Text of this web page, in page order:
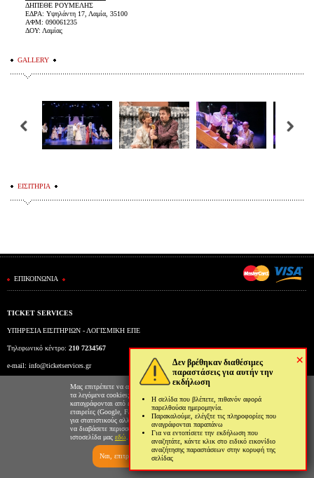
×
Δεν βρέθηκαν διαθέσιμες
παραστάσεις για αυτήν την
εκδήλωση
Η σελίδα που βλέπετε, πιθανόν αφορά
παρελθούσα ημερομηνία.
Παρακαλούμε, ελέγξτε τις πληροφορίες που
αναγράφονται παραπάνω
Για να εντοπίσετε την εκδήλωση που
αναζητάτε, κάντε κλικ στο ειδικό εικονίδιο
αναζήτησης παραστάσεων στην κορυφή της
σελίδας
ΔΗΠΕΘΕ ΡΟΥΜΕΛΗΣ
ΕΔΡΑ: Υψηλάντη 17, Λαμία, 35100
ΑΦΜ: 090061235
ΔΟΥ: Λαμίας
GALLERY
ΕΙΣΙΤΗΡΙΑ
ΕΠΙΚΟΙΝΩΝΙΑ
TICKET SERVICES
ΥΠΗΡΕΣΙΑ ΕΙΣΙΤΗΡΙΩΝ - ΛΟΓΙΣΜΙΚΗ ΕΠΕ
Τηλεφωνικό κέντρο: 210 7234567
e-mail: info@ticketservices.gr
Εκδοτήριο: Πανεπιστημίου 39 (Στοά Πεσμαζόγλου), Αθήνα
Ώρες λειτουργίας εκδοτηρίου: Δευ-Παρ: 9πμ-5μμ
Μας επιτρέπετε να αποθηκεύουμε στον φυλλομετρητή σας
τα λεγόμενα cookies; Με αυτόν τον τρόπο θα
καταγράφονται από εμάς και τρίτες συνεργαζόμενες
εταιρείες (Google, Facebook κτλ) στοιχεία επισκεψιμότητας
για στατιστικούς αλλά και διαφημιστικούς λόγους. Μπορείτε
να διαβάσετε περισσότερα για την χρήση cookies από την
ιστοσελίδα μας εδώ
Ναι, επιτρέπω Όχι, δεν επιτρέπω